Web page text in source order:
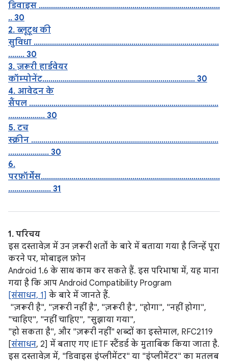
डिवाइस .........................................................................................
.. 30
2. ब्लूटूथ की
सुविधा ...........................................................................................
........ 30
3. ज़रूरी हार्डवेयर
कॉम्पोनेंट........................................................................... 30
4. आवेदन के
सैंपल .............................................................................................
.................. 30
5. टच
स्क्रीन ............................................................................................
.................... 30
6.
परफ़ॉर्मेंस........................................................................................
..................... 31
1. परिचय
इस दस्तावेज़ में उन ज़रूरी शर्तों के बारे में बताया गया है जिन्हें पूरा
करने पर, मोबाइल फ़ोन
Android 1.6 के साथ काम कर सकते हैं. इस परिभाषा में, यह माना
गया है कि आप Android Compatibility Program
[संसाधन, 1] के बारे में जानते हैं.
"ज़रूरी है", "ज़रूरी नहीं है", "ज़रूरी है", "होगा", "नहीं होगा",
"चाहिए", "नहीं चाहिए", "सुझाया गया",
"हो सकता है", और "ज़रूरी नहीं" शब्दों का इस्तेमाल, RFC2119
[संसाधन, 2] में बताए गए IETF स्टैंडर्ड के मुताबिक किया जाता है.
इस दस्तावेज़ में, "डिवाइस इंप्लीमेंटर" या "इंप्लीमेंटर" का मतलब